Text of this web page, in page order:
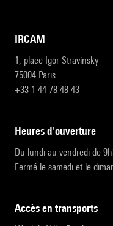
IRCAM
1, place Igor-Stravinsky
75004 Paris
+33 1 44 78 48 43
heures d'ouverture
Du lundi au vendredi de
Fermé le samedi et le
accès en transports